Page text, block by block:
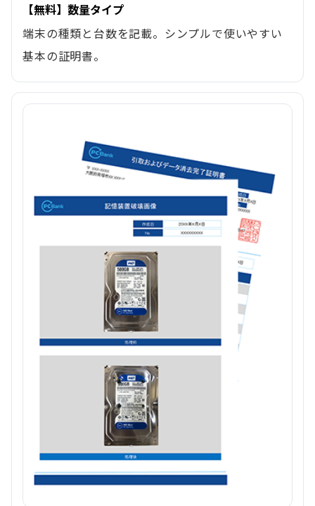
【無料】数量タイプ
端末の種類と台数を記載。シンプルで使いやすい
基本の証明書。